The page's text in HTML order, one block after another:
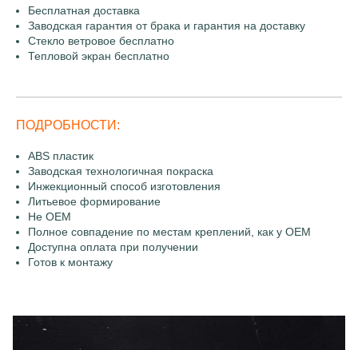
Бесплатная доставка
Заводская гарантия от брака и гарантия на доставку
Стекло ветровое бесплатно
Тепловой экран бесплатно
ПОДРОБНОСТИ:
ABS пластик
Заводская технологичная покраска
Инжекционный способ изготовления
Литьевое формирование
Не OEM
Полное совпадение по местам креплений, как у OEM
Доступна оплата при получении
Готов к монтажу